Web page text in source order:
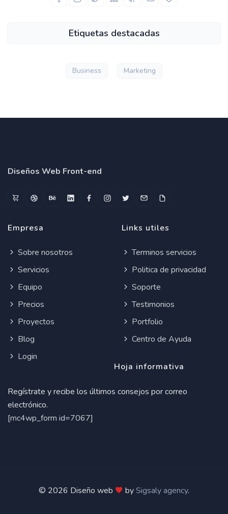
Etiquetas destacadas
Business Marketing
Diseños Web Front-end
Empresa
Sobre nosotros
Servicios
Equipo
Precios
Proyectos
Blog
Login
Links utiles
Terminos servicios
Politica de privacidad
Soporte
Testimonios
Portfolio
Centro de Ayuda
Hoja informativa
Regístrate y recibe los últimos consejos por correo
electrónico.
[mc4wp_form id=7067]
© 2026 Diseño web bySigsaly agency.